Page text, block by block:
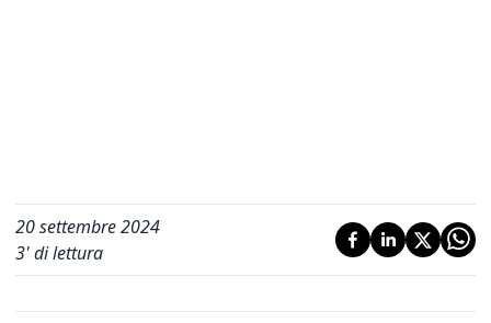
20 settembre 2024
3' di lettura